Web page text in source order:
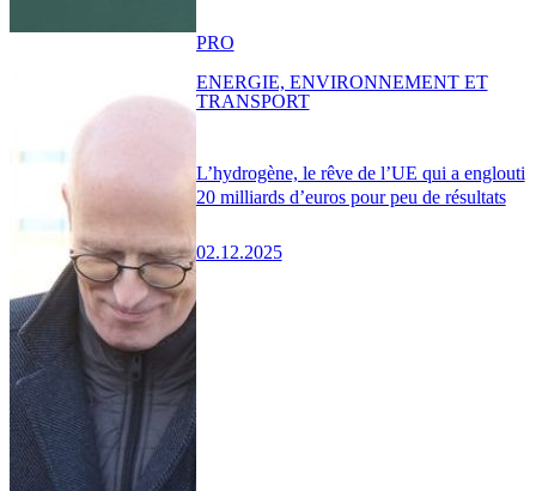
L’hydrogène, le rêve de l’UE qui a englouti
20 milliards d’euros pour peu de résultats
02.12.2025
PRO
ENERGIE, ENVIRONNEMENT ET
TRANSPORT